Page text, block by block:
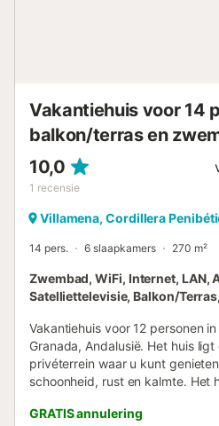
Vakantiehuis voor 14
balkon/terras en
10,0
1 recensie
Villamena, Cordillera
14 pers. 6 slaapkamers 270 m²
Zwembad, WiFi, Internet, LAN,
Satelliettelevisie, Balkon/
Vakantiehuis voor 12 personen
Granada, Andalusië. Het huis
privéterrein waar u kunt
schoonheid, rust en kalmte. Het
badkamers op de begane
GRATIS annulering